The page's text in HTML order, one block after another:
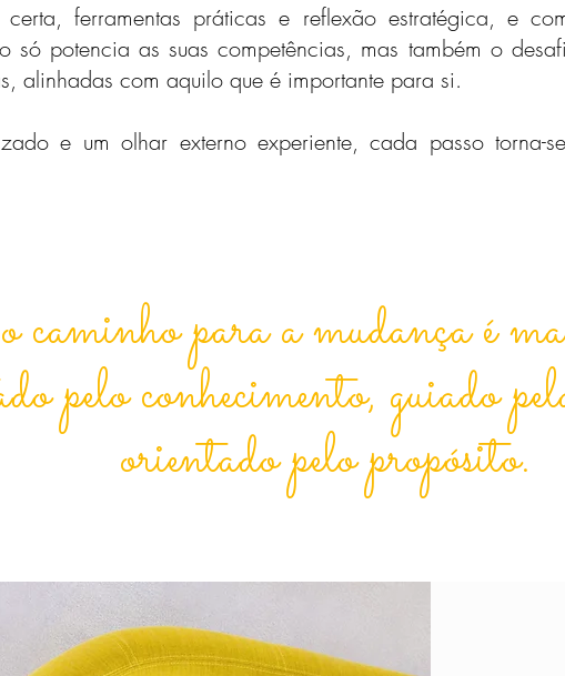
ferramentas práticas e reflexão estratégica, e
só potencia as suas competências, mas também o
alinhadas com aquilo que é importante para si.
e um olhar externo experiente, cada passo torna-
caminho para a mudança é
pelo conhecimento, guiado
orientado pelo propósito.